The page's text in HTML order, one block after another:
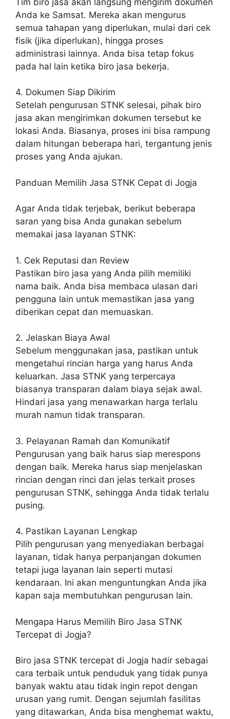
Anda ke Samsat. Mereka akan mengurus
semua tahapan yang diperlukan, mulai dari cek
fisik (jika diperlukan), hingga proses
administrasi lainnya. Anda bisa tetap fokus
pada hal lain ketika biro jasa bekerja.
4. Dokumen Siap Dikirim
Setelah pengurusan STNK selesai, pihak biro
jasa akan mengirimkan dokumen tersebut ke
lokasi Anda. Biasanya, proses ini bisa rampung
dalam hitungan beberapa hari, tergantung jenis
proses yang Anda ajukan.
Panduan Memilih Jasa STNK Cepat di Jogja
Agar Anda tidak terjebak, berikut beberapa
saran yang bisa Anda gunakan sebelum
memakai jasa layanan STNK:
1. Cek Reputasi dan Review
Pastikan biro jasa yang Anda pilih memiliki
nama baik. Anda bisa membaca ulasan dari
pengguna lain untuk memastikan jasa yang
diberikan cepat dan memuaskan.
2. Jelaskan Biaya Awal
Sebelum menggunakan jasa, pastikan untuk
mengetahui rincian harga yang harus Anda
keluarkan. Jasa STNK yang terpercaya
biasanya transparan dalam biaya sejak awal.
Hindari jasa yang menawarkan harga terlalu
murah namun tidak transparan.
3. Pelayanan Ramah dan Komunikatif
Pengurusan yang baik harus siap merespons
dengan baik. Mereka harus siap menjelaskan
rincian dengan rinci dan jelas terkait proses
pengurusan STNK, sehingga Anda tidak terlalu
pusing.
4. Pastikan Layanan Lengkap
Pilih pengurusan yang menyediakan berbagai
layanan, tidak hanya perpanjangan dokumen
tetapi juga layanan lain seperti mutasi
kendaraan. Ini akan menguntungkan Anda jika
kapan saja membutuhkan pengurusan lain.
Mengapa Harus Memilih Biro Jasa STNK
Tercepat di Jogja?
Biro jasa STNK tercepat di Jogja hadir sebagai
cara terbaik untuk penduduk yang tidak punya
banyak waktu atau tidak ingin repot dengan
urusan yang rumit. Dengan sejumlah fasilitas
yang ditawarkan, Anda bisa menghemat waktu,